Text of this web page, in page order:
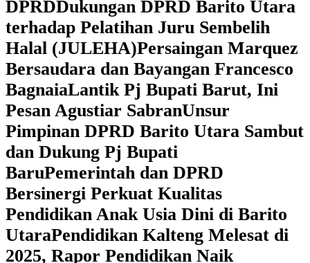
DPRDDukungan DPRD Barito Utara
terhadap Pelatihan Juru Sembelih
Halal (JULEHA)Persaingan Marquez
Bersaudara dan Bayangan Francesco
BagnaiaLantik Pj Bupati Barut, Ini
Pesan Agustiar SabranUnsur
Pimpinan DPRD Barito Utara Sambut
dan Dukung Pj Bupati
BaruPemerintah dan DPRD
Bersinergi Perkuat Kualitas
Pendidikan Anak Usia Dini di Barito
Utara‎Pendidikan Kalteng Melesat di
2025, Rapor Pendidikan Naik